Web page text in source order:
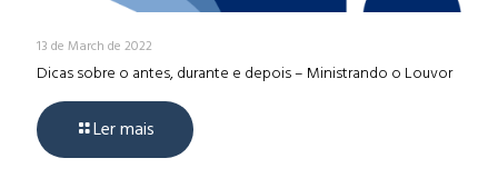
13 de March de 2022
Dicas sobre o antes, durante e depois – Ministrando o Louvor
Ler mais